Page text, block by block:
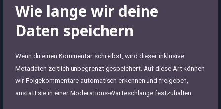
Wie lange wir deine
Daten speichern
Wenn du einen Kommentar schreibst, wird dieser inklusive
Metadaten zeitlich unbegrenzt gespeichert. Auf diese Art können
wir Folgekommentare automatisch erkennen und freigeben,
anstatt sie in einer Moderations-Warteschlange festzuhalten.